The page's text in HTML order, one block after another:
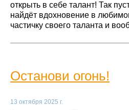
открыть в себе талант! Так
найдёт вдохновение в
частичку своего таланта и
Останови огонь!
13 октября 2025 г.